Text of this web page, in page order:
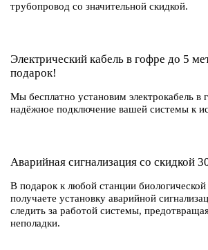
трубопровод со значительной скидкой.
Электрический кабель в гофре до 5
подарок!
Мы бесплатно установим электрокабель в
надёжное подключение вашей системы к
Аварийная сигнализация со скидкой
В подарок к любой станции
получаете установку аварийной
следить за работой системы,
неполадки.